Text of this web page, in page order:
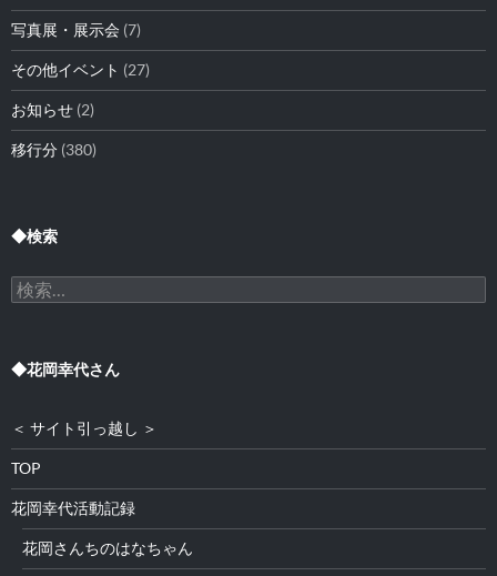
写真展・展示会 (7)
その他イベント (27)
お知らせ (2)
移行分 (380)
◆検索
検
索:
◆花岡幸代さん
＜ サイト引っ越し ＞
TOP
花岡幸代活動記録
花岡さんちのはなちゃん